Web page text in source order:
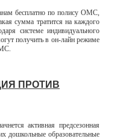
бесплатно по полису ОМС,
сумма тратится на каждого
системе индивидуального
получить в он-лайн режиме
ПРОТИВ
активная предсезонная
дошкольные образовательные